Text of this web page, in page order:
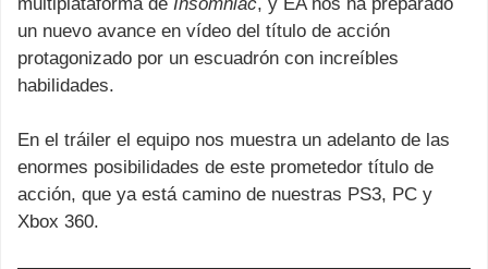
un nuevo avance en vídeo del título de acción
protagonizado por un escuadrón con increíbles
habilidades.
En el tráiler el equipo nos muestra un adelanto de las
enormes posibilidades de este prometedor título de
acción, que ya está camino de nuestras PS3, PC y
Xbox 360.